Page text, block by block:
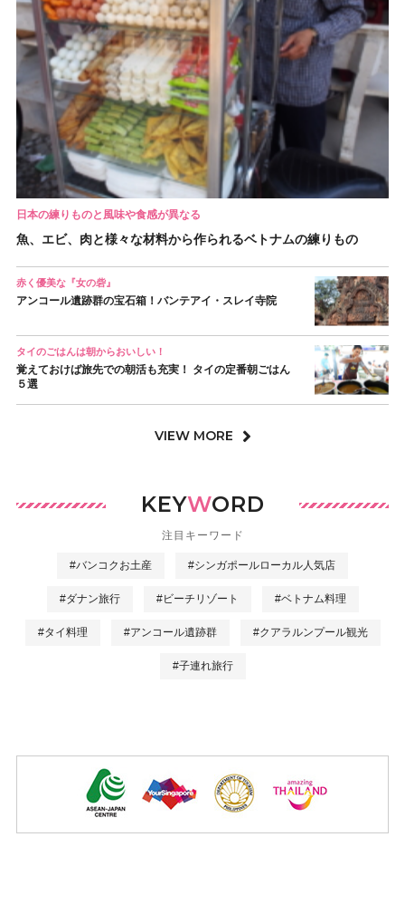
日本の練りものと風味や食感が異なる
魚、エビ、肉と様々な材料から作られるベトナムの練りもの
赤く優美な『女の砦』
アンコール遺跡群の宝石箱！バンテアイ・スレイ寺院
タイのごはんは朝からおいしい！
覚えておけば旅先での朝活も充実！ タイの定番朝ごはん
５選
VIEW MORE
KEYWORD
注目キーワード
#バンコクお土産 #シンガポールローカル人気店
#ダナン旅行 #ビーチリゾート #ベトナム料理
#タイ料理 #アンコール遺跡群 #クアラルンプール観光
#子連れ旅行